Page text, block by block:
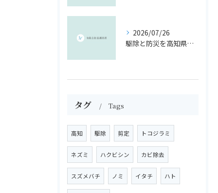
2026/07/26
駆除と防災を高知県南国市のリスクに即した安全対策ガイド
タグ Tags
高知 駆除 剪定 トコジラミ
ネズミ ハクビシン カビ除去
スズメバチ ノミ イタチ ハト